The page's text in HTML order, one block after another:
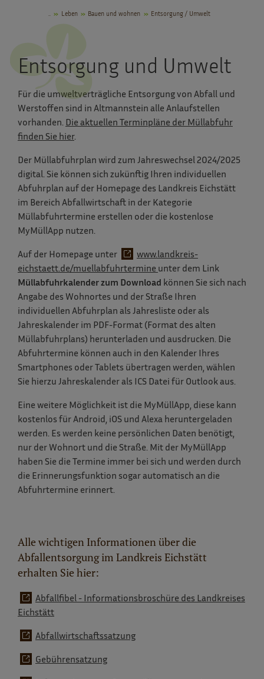
Leben Bauen und wohnen Entsorgung / Umwelt
Entsorgung und Umwelt
Für die umweltverträgliche Entsorgung von Abfall und
Werstoffen sind in Altmannstein alle Anlaufstellen
vorhanden. Die aktuellen Terminpläne der Müllabfuhr
finden Sie hier.
Der Müllabfuhrplan wird zum Jahreswechsel 2024/2025
digital. Sie können sich zukünftig Ihren individuellen
Abfuhrplan auf der Homepage des Landkreis Eichstätt
im Bereich Abfallwirtschaft in der Kategorie
Müllabfuhrtermine erstellen oder die kostenlose
MyMüllApp nutzen.
Auf der Homepage unter
www.landkreis-
eichstaett.de/muellabfuhrtermine unter dem Link
Müllabfuhrkalender zum Download können Sie sich nach
Angabe des Wohnortes und der Straße Ihren
individuellen Abfuhrplan als Jahresliste oder als
Jahreskalender im PDF-Format (Format des alten
Müllabfuhrplans) herunterladen und ausdrucken. Die
Abfuhrtermine können auch in den Kalender Ihres
Smartphones oder Tablets übertragen werden, wählen
Sie hierzu Jahreskalender als ICS Datei für Outlook aus.
Eine weitere Möglichkeit ist die MyMüllApp, diese kann
kostenlos für Android, iOS und Alexa heruntergeladen
werden. Es werden keine persönlichen Daten benötigt,
nur der Wohnort und die Straße. Mit der MyMüllApp
haben Sie die Termine immer bei sich und werden durch
die Erinnerungsfunktion sogar automatisch an die
Abfuhrtermine erinnert.
Alle wichtigen Informationen über die
Abfallentsorgung im Landkreis Eichstätt
erhalten Sie hier:
Abfallfibel - Informationsbroschüre des Landkreises
Eichstätt
Abfallwirtschaftssatzung
Gebührensatzung